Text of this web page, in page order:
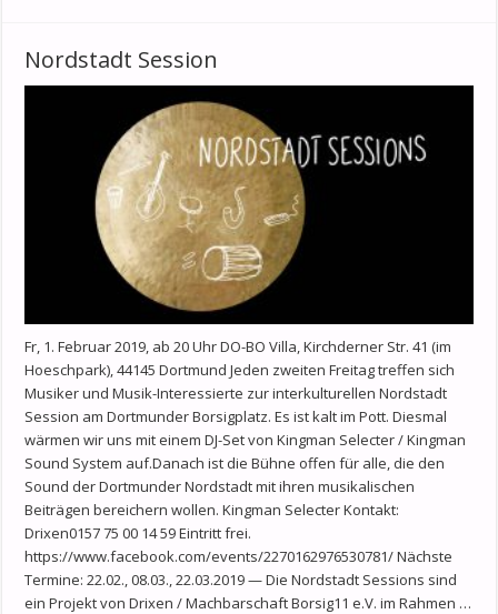
Nordstadt Session
Fr, 1. Februar 2019, ab 20 Uhr DO-BO Villa, Kirchderner Str. 41 (im
Hoeschpark), 44145 Dortmund Jeden zweiten Freitag treffen sich
Musiker und Musik-Interessierte zur interkulturellen Nordstadt
Session am Dortmunder Borsigplatz. Es ist kalt im Pott. Diesmal
wärmen wir uns mit einem DJ-Set von Kingman Selecter / Kingman
Sound System auf.Danach ist die Bühne offen für alle, die den
Sound der Dortmunder Nordstadt mit ihren musikalischen
Beiträgen bereichern wollen. Kingman Selecter Kontakt:
Drixen0157 75 00 14 59 Eintritt frei.
https://www.facebook.com/events/2270162976530781/ Nächste
Termine: 22.02., 08.03., 22.03.2019 — Die Nordstadt Sessions sind
ein Projekt von Drixen / Machbarschaft Borsig11 e.V. im Rahmen …